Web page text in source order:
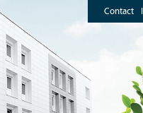
Contact